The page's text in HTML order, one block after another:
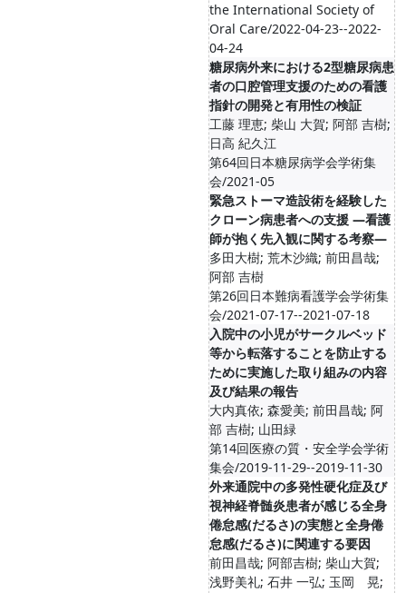
the International Society of
Oral Care/2022-04-23--2022-
04-24
糖尿病外来における2型糖尿病患
者の口腔管理支援のための看護
指針の開発と有用性の検証
工藤 理恵; 柴山 大賀; 阿部 吉樹;
日高 紀久江
第64回日本糖尿病学会学術集
会/2021-05
緊急ストーマ造設術を経験した
クローン病患者への支援 ―看護
師が抱く先入観に関する考察―
多田大樹; 荒木沙織; 前田昌哉;
阿部 吉樹
第26回日本難病看護学会学術集
会/2021-07-17--2021-07-18
入院中の小児がサークルベッド
等から転落することを防止する
ために実施した取り組みの内容
及び結果の報告
大内真依; 森愛美; 前田昌哉; 阿
部 吉樹; 山田緑
第14回医療の質・安全学会学術
集会/2019-11-29--2019-11-30
外来通院中の多発性硬化症及び
視神経脊髄炎患者が感じる全身
倦怠感(だるさ)の実態と全身倦
怠感(だるさ)に関連する要因
前田昌哉; 阿部吉樹; 柴山大賀;
浅野美礼; 石井 一弘; 玉岡 晃;